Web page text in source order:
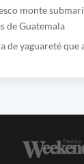
monte
de Guatemala
de yaguareté que